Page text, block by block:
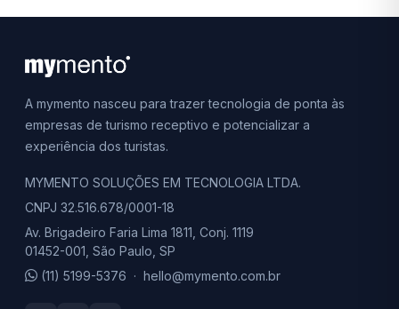
A mymento nasceu para trazer tecnologia de ponta às
empresas de turismo receptivo e potencializar a
experiência dos turistas.
MYMENTO SOLUÇÕES EM TECNOLOGIA LTDA.
CNPJ 32.516.678/0001-18
Av. Brigadeiro Faria Lima 1811, Conj. 1119
01452-001, São Paulo, SP
(11) 5199-5376 · hello@mymento.com.br